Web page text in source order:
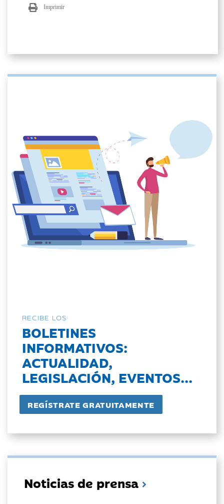
Imprimir
RECIBE LOS
BOLETINES
INFORMATIVOS:
ACTUALIDAD,
LEGISLACIÓN, EVENTOS...
Noticias de prensa